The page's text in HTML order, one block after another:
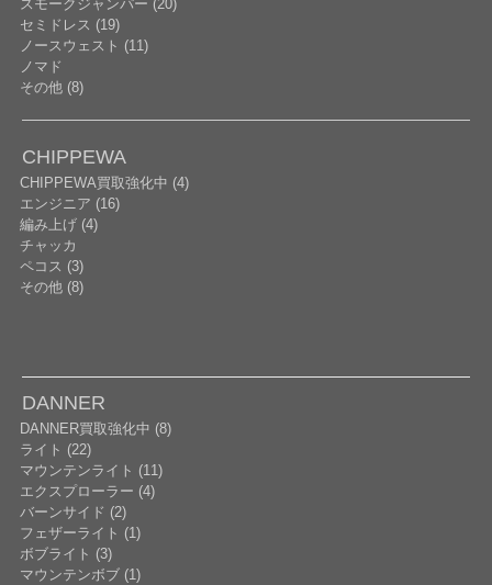
スモークジャンパー (20)
セミドレス (19)
ノースウェスト (11)
ノマド
その他 (8)
CHIPPEWA
CHIPPEWA買取強化中 (4)
エンジニア (16)
編み上げ (4)
チャッカ
ペコス (3)
その他 (8)
DANNER
DANNER買取強化中 (8)
ライト (22)
マウンテンライト (11)
エクスプローラー (4)
バーンサイド (2)
フェザーライト (1)
ボブライト (3)
マウンテンボブ (1)